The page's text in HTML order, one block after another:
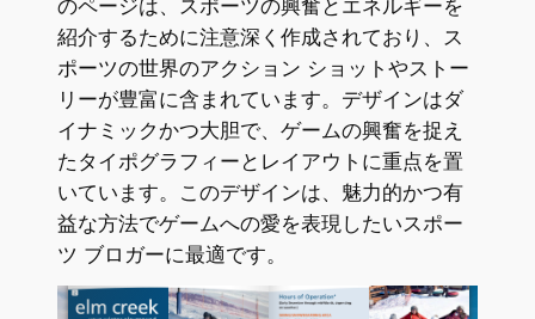
のページは、スポーツの興奮とエネルギーを
紹介するために注意深く作成されており、ス
ポーツの世界のアクション ショットやストー
リーが豊富に含まれています。デザインはダ
イナミックかつ大胆で、ゲームの興奮を捉え
たタイポグラフィーとレイアウトに重点を置
いています。このデザインは、魅力的かつ有
益な方法でゲームへの愛を表現したいスポー
ツ ブロガーに最適です。